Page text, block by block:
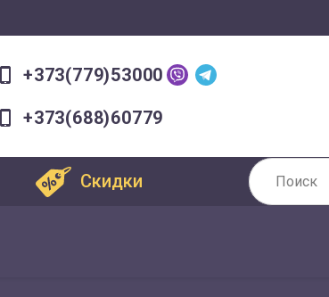
+373(779)53000
+373(688)60779
Скидки